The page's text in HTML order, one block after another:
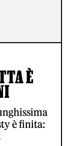
È
è finita: